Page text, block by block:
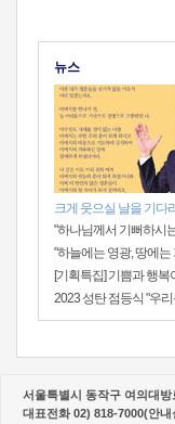
뉴스
크게 웃으실 날을 기다
"하나님께서 기뻐하시
"하늘에는 영광, 땅에는
[기획특집] 기쁨과 행복
2023 성탄 점등식 "우
서울특별시 동작구 여의대
대표전화 02) 818-7000(안